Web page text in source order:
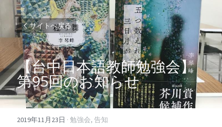
サイトへ戻る
【台中日本語教師勉強会】
第95回のお知らせ
2019年11月23日 · 勉強会, 告知